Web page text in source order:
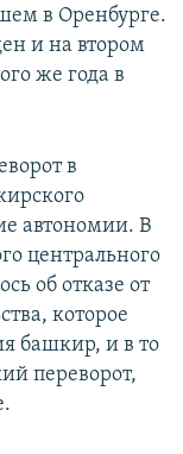
в Оренбурге.
и на втором
же года в
в
автономии. В
центрального
об отказе от
которое
башкир, и в то
переворот,